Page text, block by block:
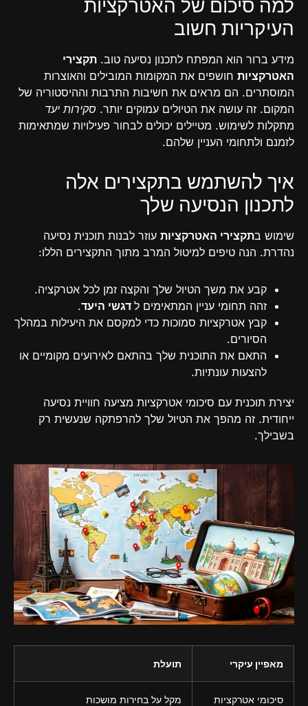
למה סיכום של האטרקציות
העיקריות חשוב
מידע ברור הוא המפתח לתכנון נסיעה טוב. תקצירי
האטרקציות חושפים את המקומות המובילים והאוצרות
המוסתרים. הם מראים את חשיבות התרבות וההיסטוריה של
המקום. זה עושה את הטיולים עמוקים יותר. סקירות יעד
מתקלות לשימוש. מטיילים יכולים לבחור פעילויות שמתאימות
לזמנם ולתחומי העניין שלהם.
איך להשתמש בתקצירים אלה
לתכנון הנסיעה שלך
שימוש בתקצירי האטרקציות עוזר לבנות תוכנית נסיעה
נהדרת. הנה טיפים למיטול המרב מתוך התקצירים הללו:
קבע את משך הטיול שלך והקצה זמן לכל אטרקציה.
זהה תחומי עניין המתאימים ל דגשי היעד.
קבץ אטרקציות סמוכות כדי למקסם את היעילות במהלך
הסיורים.
התאם את התוכנית שלך בהתאם לאירועים מקומיים או
להצעות עונתיות.
יצירת תוכנית עם סיכומי אטרקציות מציעה חוויית נסיעה
ייחודית. זה מהפך את הטיול שלך להרפתקה שנעשית רק
בשבילך.
מאפיין עיקרי תועלת
סיכומי אטרקציות מקל על בחירות מושכות